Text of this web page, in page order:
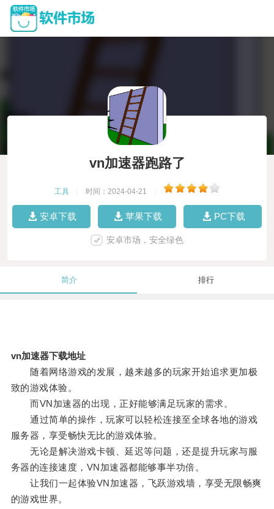
vn加速器跑路了
工具 时间：2024-04-21
安卓下载 苹果下载 PC下载
安卓市场，安全绿色
简介 排行
vn加速器下载地址
随着网络游戏的发展，越来越多的玩家开始追求更加极
致的游戏体验。
而VN加速器的出现，正好能够满足玩家的需求。
通过简单的操作，玩家可以轻松连接至全球各地的游戏
服务器，享受畅快无比的游戏体验。
无论是解决游戏卡顿、延迟等问题，还是提升玩家与服
务器的连接速度，VN加速器都能够事半功倍。
让我们一起体验VN加速器，飞跃游戏墙，享受无限畅爽
的游戏世界。